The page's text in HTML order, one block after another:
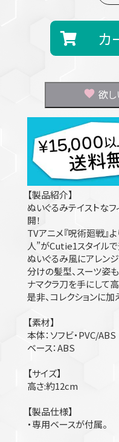
カ
欲し
【製品紹介】
ぬいぐるみテイストな
開！
TVアニメ『呪術廻戦』
人”がCutie1スタイル
ぬいぐるみ風にアレン
分けの髪型、スーツ姿
ナマクラ刀を手にして
是非、コレクションに加
【素材】
本体：ソフビ・PVC/ABS
ベース：ABS
【サイズ】
高さ:約12cm
【製品仕様】
・専用ベースが付属。